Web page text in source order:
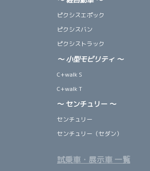
ピクシスエポック
ピクシスバン
ピクシストラック
～ 小型モビリティ ～
C+walk S
C+walk T
～ センチュリー ～
センチュリー
センチュリー（セダン）
試乗車・展示車 一覧